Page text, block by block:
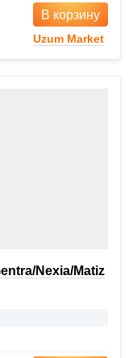
В корзину
Uzum Market
Nexia/Matiz